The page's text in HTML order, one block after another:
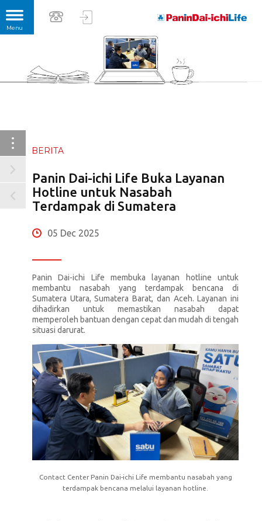
BERITA
Panin Dai-ichi Life Buka Layanan
Hotline untuk Nasabah
Terdampak di Sumatera
05 Dec 2025
Panin Dai-ichi Life membuka layanan hotline untuk
membantu nasabah yang terdampak bencana di
Sumatera Utara, Sumatera Barat, dan Aceh. Layanan ini
dihadirkan untuk memastikan nasabah dapat
memperoleh bantuan dengan cepat dan mudah di tengah
situasi darurat.
Contact Center Panin Dai-ichi Life membantu nasabah yang
terdampak bencana melalui layanan hotline.